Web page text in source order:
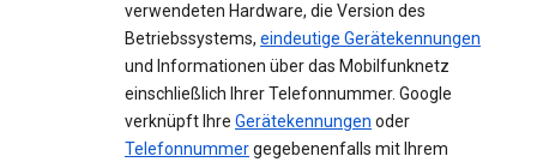
verwendeten Hardware, die Version des
Betriebssystems, eindeutige Gerätekennungen
und Informationen über das Mobilfunknetz
einschließlich Ihrer Telefonnummer. Google
verknüpft Ihre Gerätekennungen oder
Telefonnummergegebenenfalls mit Ihrem